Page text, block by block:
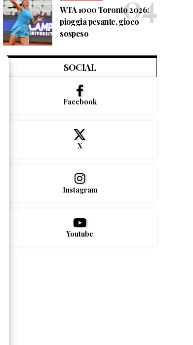
WTA 1000 Toronto 2026:
pioggia pesante, gioco
sospeso
SOCIAL
Facebook
X
Instagram
Youtube